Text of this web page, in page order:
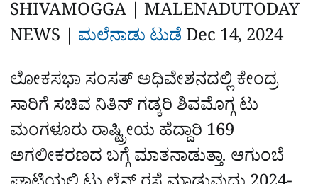
p
p
o
k
a
m
a
r
e
SHIVAMOGGA | MALENADUTODAY
NEWS | ಮಲೆನಾಡು ಟುಡೆ Dec 14, 2024
ಲೋಕಸಭಾ ಸಂಸತ್‌ ಅಧಿವೇಶನದಲ್ಲಿ ಕೇಂದ್ರ
ಸಾರಿಗೆ ಸಚಿವ ನಿತಿನ್‌ ಗಡ್ಕರಿ ಶಿವಮೊಗ್ಗ ಟು
ಮಂಗಳೂರು ರಾಷ್ಟ್ರೀಯ ಹೆದ್ದಾರಿ 169
ಅಗಲೀಕರಣದ ಬಗ್ಗೆ ಮಾತನಾಡುತ್ತಾ. ಆಗುಂಬೆ